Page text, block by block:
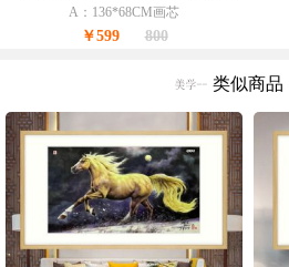
原木画框
A：136*68CM画芯
￥599 800
类似商品